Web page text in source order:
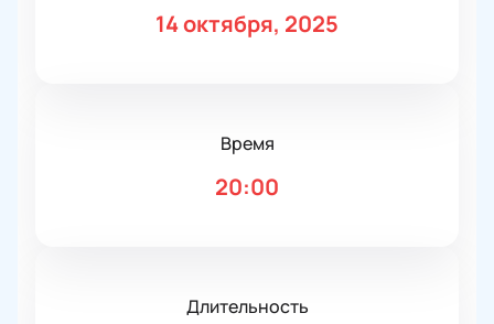
14 октября, 2025
Время
20:00
Длительность